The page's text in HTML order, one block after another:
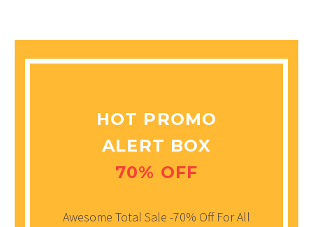
HOT PROMO
ALERT BOX
70% OFF
Awesome Total Sale -70% Off For All